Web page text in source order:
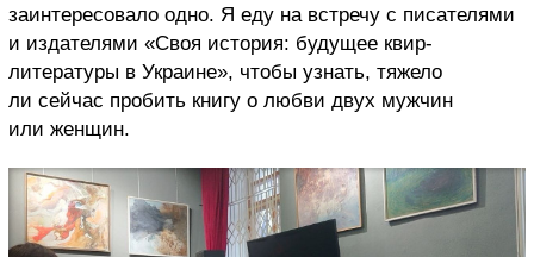
заинтересовало одно. Я еду на встречу с писателями
и издателями «Своя история: будущее квир-
литературы в Украине», чтобы узнать, тяжело
ли сейчас пробить книгу о любви двух мужчин
или женщин.